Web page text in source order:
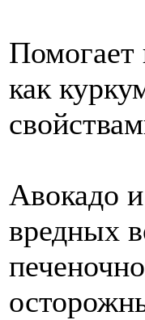
Помогает
как
Авокадо
вредных